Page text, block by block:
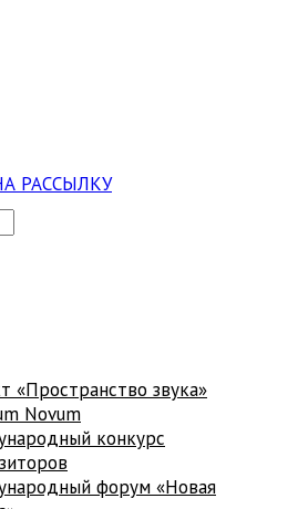
РАССЫЛКУ
«Пространство звука»
Novum
конкурс
форум «Новая